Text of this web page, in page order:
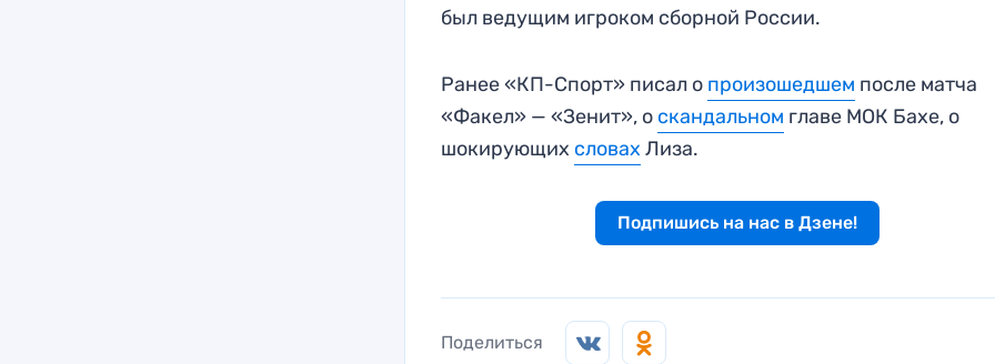
был ведущим игроком сборной России.
Ранее «КП-Спорт» писал о произошедшем после матча
«Факел» — «Зенит», о скандальном главе МОК Бахе, о
шокирующих словах Лиза.
Подпишись на нас в Дзене!
Поделиться